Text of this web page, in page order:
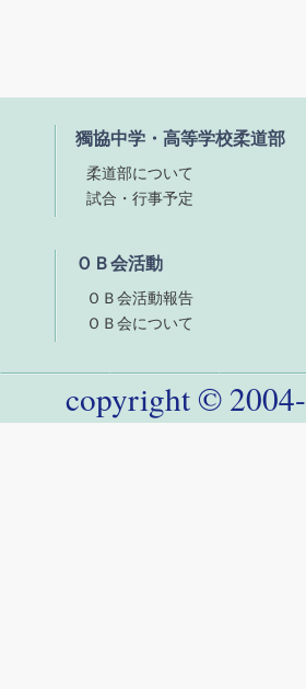
獨協中学・高等学校柔道部
柔道部について
試合・行事予定
ＯＢ会活動
ＯＢ会活動報告
ＯＢ会について
copyright © 2004-